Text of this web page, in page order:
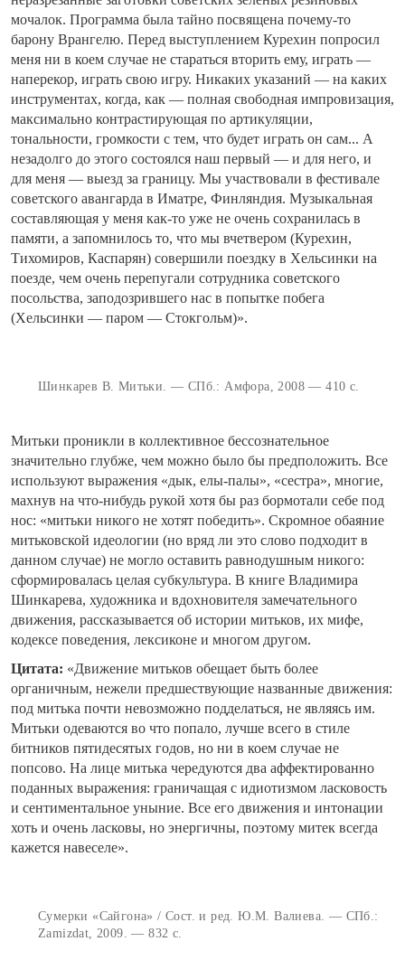
мочалок. Программа была тайно посвящена почему-то
барону Врангелю. Перед выступлением Курехин попросил
меня ни в коем случае не стараться вторить ему, играть —
наперекор, играть свою игру. Никаких указаний — на каких
инструментах, когда, как — полная свободная импровизация,
максимально контрастирующая по артикуляции,
тональности, громкости с тем, что будет играть он сам... А
незадолго до этого состоялся наш первый — и для него, и
для меня — выезд за границу. Мы участвовали в фестивале
советского авангарда в Иматре, Финляндия. Музыкальная
составляющая у меня как-то уже не очень сохранилась в
памяти, а запомнилось то, что мы вчетвером (Курехин,
Тихомиров, Каспарян) совершили поездку в Хельсинки на
поезде, чем очень перепугали сотрудника советского
посольства, заподозрившего нас в попытке побега
(Хельсинки — паром — Стокгольм)».
Шинкарев В. Митьки. — СПб.: Амфора, 2008 — 410 с.
Митьки проникли в коллективное бессознательное
значительно глубже, чем можно было бы предположить. Все
используют выражения «дык, елы-палы», «сестра», многие,
махнув на что-нибудь рукой хотя бы раз бормотали себе под
нос: «митьки никого не хотят победить». Скромное обаяние
митьковской идеологии (но вряд ли это слово подходит в
данном случае) не могло оставить равнодушным никого:
сформировалась целая субкультура. В книге Владимира
Шинкарева, художника и вдохновителя замечательного
движения, рассказывается об истории митьков, их мифе,
кодексе поведения, лексиконе и многом другом.
Цитата: «Движение митьков обещает быть более
органичным, нежели предшествующие названные движения:
под митька почти невозможно подделаться, не являясь им.
Митьки одеваются во что попало, лучше всего в стиле
битников пятидесятых годов, но ни в коем случае не
попсово. На лице митька чередуются два аффектированно
поданных выражения: граничащая с идиотизмом ласковость
и сентиментальное уныние. Все его движения и интонации
хоть и очень ласковы, но энергичны, поэтому митек всегда
кажется навеселе».
Сумерки «Сайгона» / Сост. и ред. Ю.М. Валиева. — СПб.:
Zamizdat, 2009. — 832 с.